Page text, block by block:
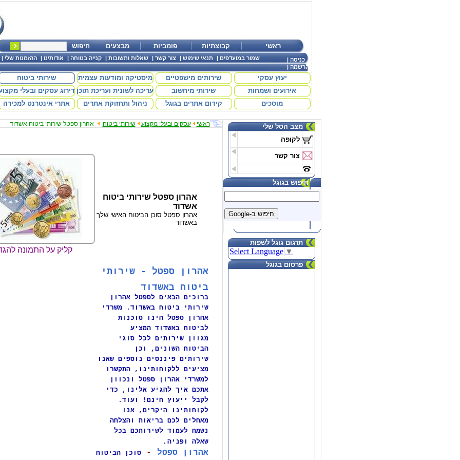
חיפוש מבצעים פומביות קבוצתיות ראשי
שמור במועדפים | תנאי שימוש | צור קשר | שאלות ותשובות | קנייה בטוחה | אודותינו | ההזמנות שלי | כניסה |
הרשמה|
יעוץ עסקי שירותים מישפטיים מיסטיקה ומודעות עצמית
שירותי ביטוח
אירועים ושמחות
שירותי מיחשוב עריכה לשונית ועריכת תוכן דירוג עסקים ובעלי
מוסכים
קידום אתרים בגוגל ניהול ותחזוקת אתרים אתרי אינטרנט למכירה
ראשי עסקים ובעלי מקצוע שירותי ביטוח אהרון ספטל שירותי ביטוח אשדוד
מצב הסל שלי
לקופה
צור קשר
חיפוש בגוגל
תרגום גוגל לשפות
Select Language ▼
פרסום בגוגל
קליק על התמונה
אהרון ספטל שירותי ביטוח
אשדוד
אהרון ספטל סוכן הביטוח האישי שלך
באשדוד
אהרון ספטל - שירותי
ביטוח באשדוד
ברוכים הבאים לספטל אהרון
שירותי ביטוח באשדוד. משרדי
אהרון ספטל הינו סוכנות
לביטוח באשדוד המציע
מגוון שירותים לכל סוגי
הביטוח השונים, וכן
שירותים פיננסים נוספים שאנו
מציעים ללקוחותינו, התקשרו
למשרדי אהרון ספטל ונכוון
אתכם איך להגיע אלינו, כדי
לקבל ייעוץ חינם! ועוד.
לקוחותינו היקרים, אנו
מאחלים לכם בריאות והצלחה
נשמח לעמוד לשירותכם בכל
שאלה ופניה .
אהרון ספטל
-סוכן הביטוח